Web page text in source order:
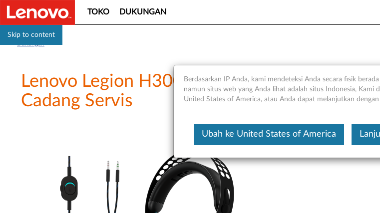
Skip to content
TOKO DUKUNGAN
Lenovo Legion H300 Stereo Gaming
Cadang Servis
Berdasarkan IP Anda, kami mendeteksi Anda secara fisik
namun situs web yang Anda lihat adalah situs Indonesia, Kami
United States of America, atau Anda dapat melanjutkan
Ubah ke United States of America